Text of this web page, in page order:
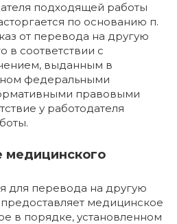
подходящей работы
по основанию п.
от перевода на другую
в соответствии с
выданным в
федеральными
правовыми
у работодателя
медицинского
для перевода на другую
медицинское
в порядке, установленном